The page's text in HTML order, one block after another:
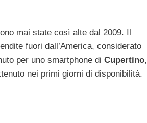
mai state così alte dal 2009. Il
fuori dall’America, considerato
per uno smartphone di Cupertino,
nei primi giorni di disponibilità.